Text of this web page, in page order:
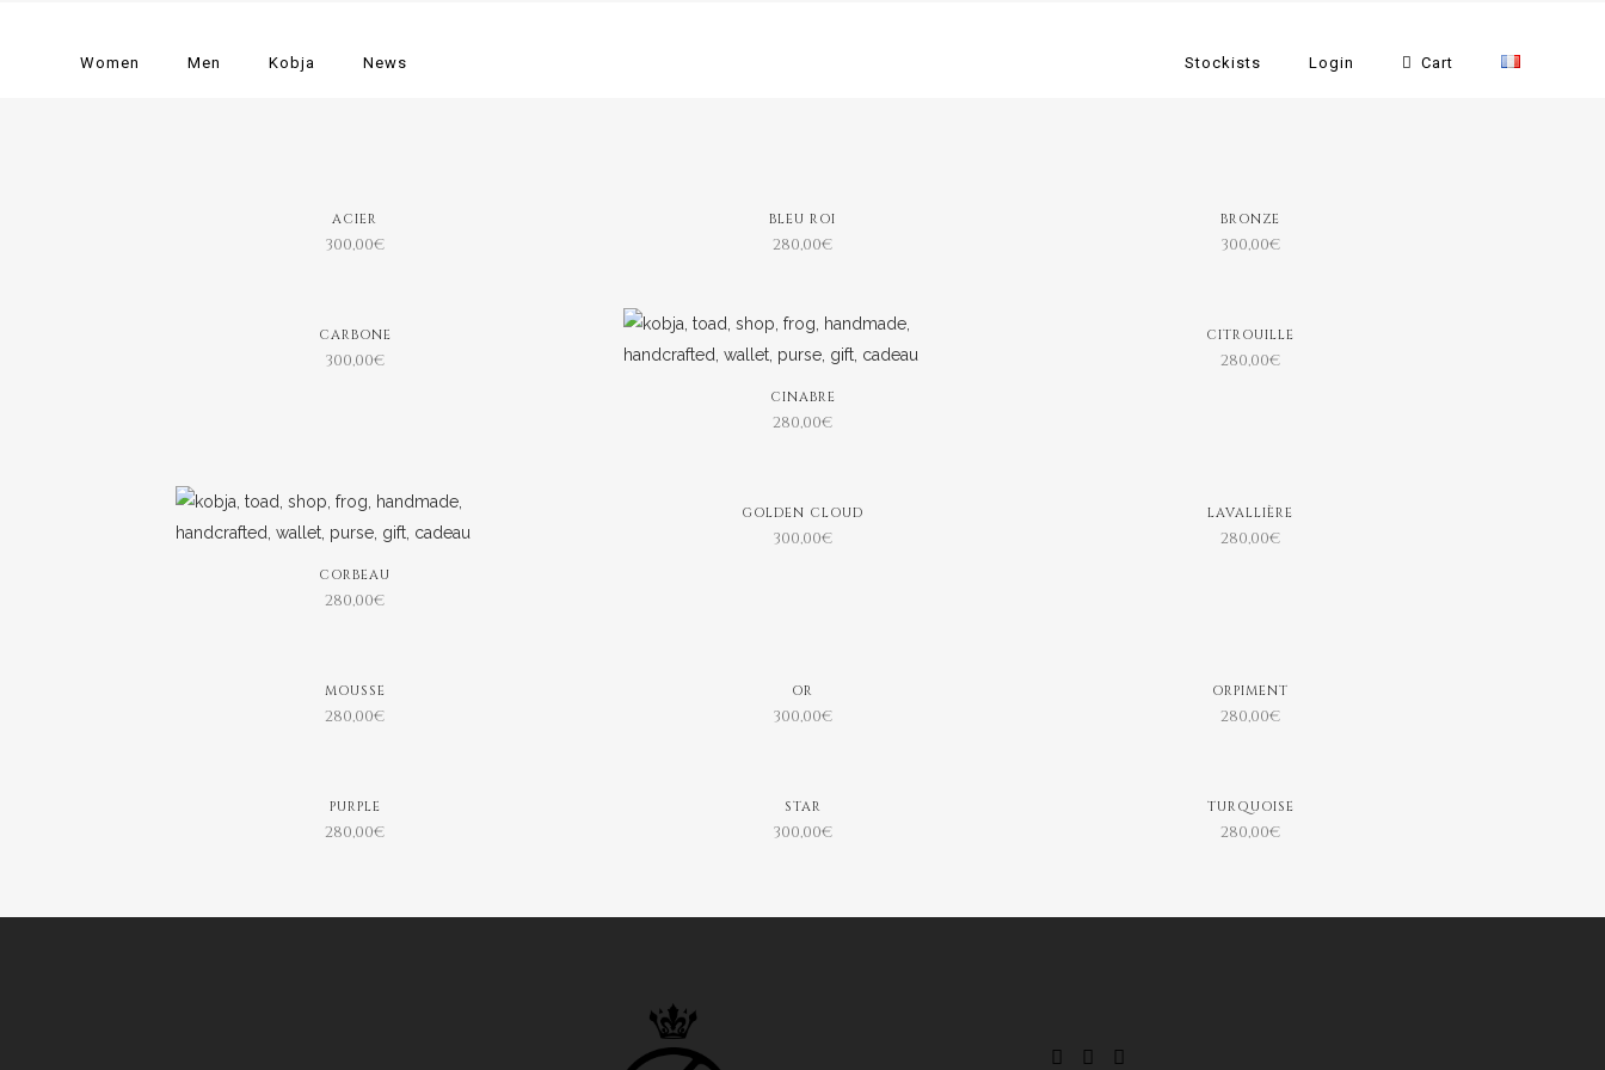
Women Men Kobja News Stockists Login Cart
ACIER
300,00€
BLEU ROI
280,00€
BRONZE
300,00€
CARBONE
300,00€
CINABRE
280,00€
CITROUILLE
280,00€
CORBEAU
280,00€
GOLDEN CLOUD
300,00€
LAVALLIÈRE
280,00€
MOUSSE
280,00€
OR
300,00€
ORPIMENT
280,00€
PURPLE
280,00€
STAR
300,00€
TURQUOISE
280,00€